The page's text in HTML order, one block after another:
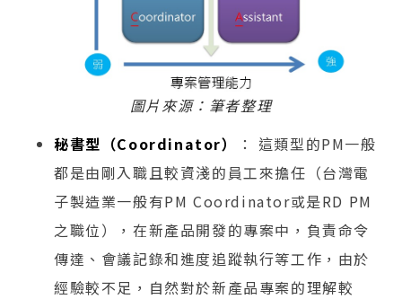
圖片來源：筆者整理
秘書型（Coordinator）
： 這類型的PM一般
都是由剛入職且較資淺的員工來擔任（台灣電
子製造業一般有PM Coordinator或是RD PM
之職位），在新產品開發的專案中，負責命令
傳達、會議記錄和進度追蹤執行等工作，由於
經驗較不足，自然對於新產品專案的理解較